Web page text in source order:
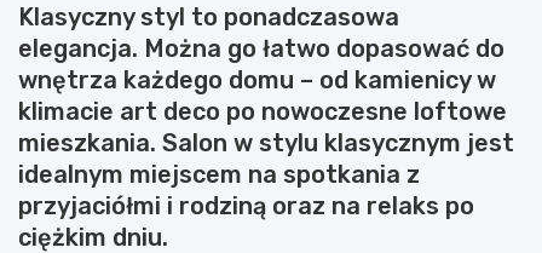
Klasyczny styl to ponadczasowa
elegancja. Można go łatwo dopasować do
wnętrza każdego domu – od kamienicy w
klimacie art deco po nowoczesne loftowe
mieszkania. Salon w stylu klasycznym jest
idealnym miejscem na spotkania z
przyjaciółmi i rodziną oraz na relaks po
ciężkim dniu.